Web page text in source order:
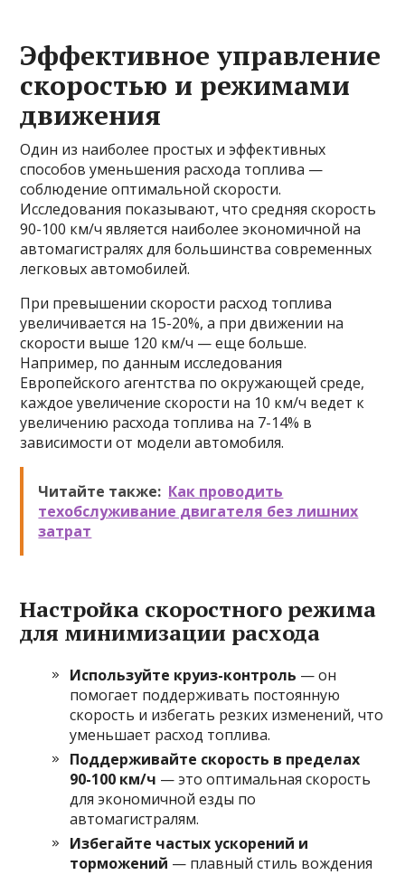
Эффективное управление
скоростью и режимами
движения
Один из наиболее простых и эффективных
способов уменьшения расхода топлива —
соблюдение оптимальной скорости.
Исследования показывают, что средняя скорость
90-100 км/ч является наиболее экономичной на
автомагистралях для большинства современных
легковых автомобилей.
При превышении скорости расход топлива
увеличивается на 15-20%, а при движении на
скорости выше 120 км/ч — еще больше.
Например, по данным исследования
Европейского агентства по окружающей среде,
каждое увеличение скорости на 10 км/ч ведет к
увеличению расхода топлива на 7-14% в
зависимости от модели автомобиля.
Читайте также: Как проводить
техобслуживание двигателя без лишних
затрат
Настройка скоростного режима
для минимизации расхода
Используйте круиз-контроль — он
помогает поддерживать постоянную
скорость и избегать резких изменений, что
уменьшает расход топлива.
Поддерживайте скорость в пределах
90-100 км/ч — это оптимальная скорость
для экономичной езды по
автомагистралям.
Избегайте частых ускорений и
торможений — плавный стиль вождения